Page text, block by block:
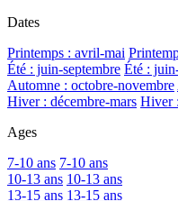
Dates
Printemps : avril-mai
Été : juin-septembre Été :
Automne : octobre-novembre
Hiver : décembre-mars Hiver
Ages
7-10 ans 7-10 ans
10-13 ans 10-13 ans
13-15 ans 13-15 ans